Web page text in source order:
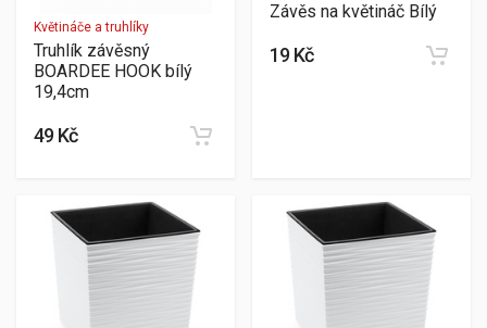
Květináče a truhlíky
Truhlík závěsný
BOARDEE HOOK bílý
19,4cm
49 Kč
Závěs na květináč Bílý
19 Kč